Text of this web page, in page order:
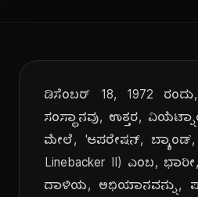
ಡಿಸೆಂಬರ್ 18, 1972
ಸಂಸ್ಥಾನವು, ಉತ್ತರ,
ಮೇಲೆ, 'ಆಪರೇಷನ್, ಬ್ಯಾಂಡ್,
Linebacker II) ಎಂಬ,
ದಾಳಿಯ, ಅಭಿಯಾನವನ್ನು,